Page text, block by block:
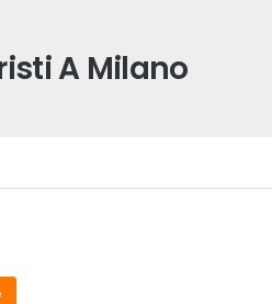
A Milano